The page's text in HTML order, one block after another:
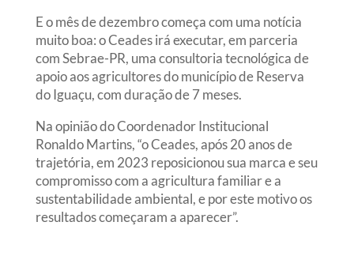
E o mês de dezembro começa com uma notícia
muito boa: o Ceades irá executar, em parceria
com Sebrae-PR, uma consultoria tecnológica de
apoio aos agricultores do município de Reserva
do Iguaçu, com duração de 7 meses.
Na opinião do Coordenador Institucional
Ronaldo Martins, “o Ceades, após 20 anos de
trajetória, em 2023 reposicionou sua marca e seu
compromisso com a agricultura familiar e a
sustentabilidade ambiental, e por este motivo os
resultados começaram a aparecer”.